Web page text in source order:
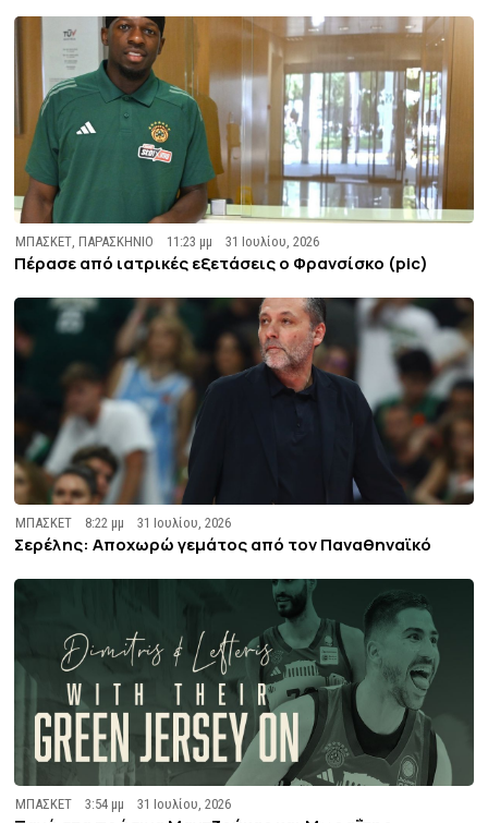
ΜΠΑΣΚΕΤ ,ΠΑΡΑΣΚΗΝΙΟ 11:23 μμ 31 Ιουλίου, 2026
Πέρασε από ιατρικές εξετάσεις ο Φρανσίσκο (pic)
ΜΠΑΣΚΕΤ 8:22 μμ 31 Ιουλίου, 2026
Σερέλης: Αποχωρώ γεμάτος από τον Παναθηναϊκό
ΜΠΑΣΚΕΤ 3:54 μμ 31 Ιουλίου, 2026